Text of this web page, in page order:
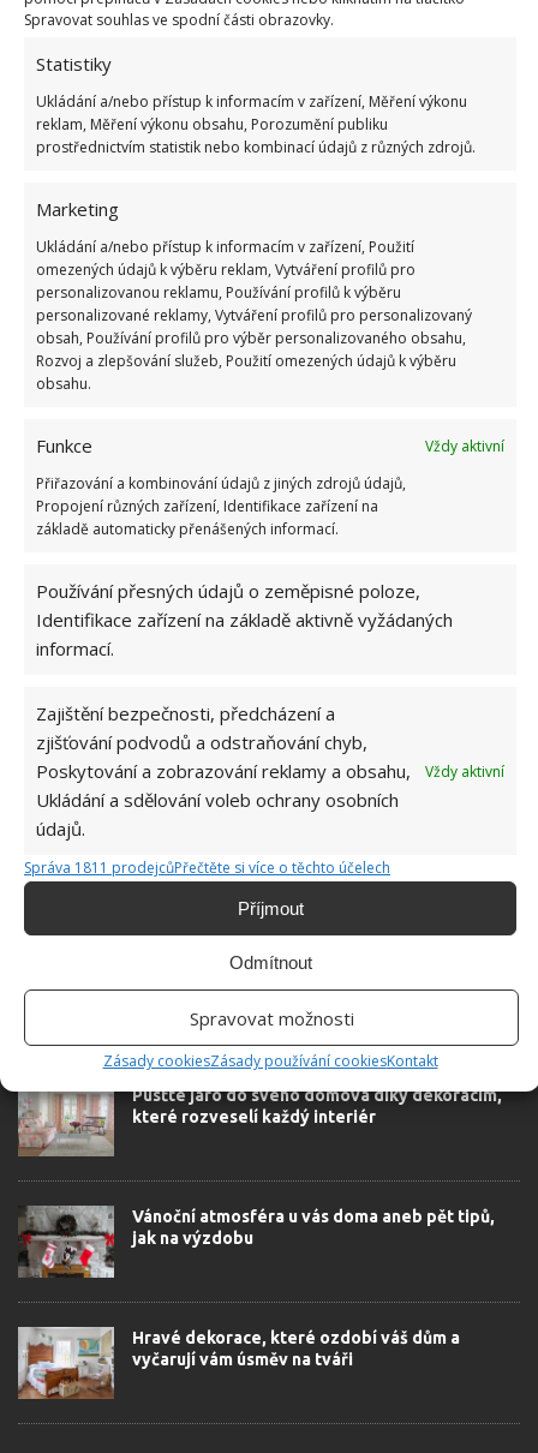
Spravovat souhlas ve spodní části obrazovky.
Statistiky
Ukládání a/nebo přístup k informacím v zařízení, Měření výkonu
reklam, Měření výkonu obsahu, Porozumění publiku
prostřednictvím statistik nebo kombinací údajů z různých zdrojů.
Marketing
Ukládání a/nebo přístup k informacím v zařízení, Použití
omezených údajů k výběru reklam, Vytváření profilů pro
personalizovanou reklamu, Používání profilů k výběru
personalizované reklamy, Vytváření profilů pro personalizovaný
obsah, Používání profilů pro výběr personalizovaného obsahu,
Rozvoj a zlepšování služeb, Použití omezených údajů k výběru
obsahu.
Funkce
Vždy aktivní
Přiřazování a kombinování údajů z jiných zdrojů údajů,
Propojení různých zařízení, Identifikace zařízení na
základě automaticky přenášených informací.
Používání přesných údajů o zeměpisné poloze,
Identifikace zařízení na základě aktivně vyžádaných
informací.
Zajištění bezpečnosti, předcházení a
zjišťování podvodů a odstraňování chyb,
Poskytování a zobrazování reklamy a obsahu,
Ukládání a sdělování voleb ochrany osobních
údajů.
Vždy aktivní
Správa 1811 prodejcůPřečtěte si více o těchto účelech
Příjmout
Odmítnout
Spravovat možnosti
Zásady cookiesZásady používání cookiesKontakt
přejít ke zdobení talířů technikou, kterou si
vyberete.
přilepíte na zadní stranu pomocí sekundového
lepidla poutko.
Teď už jen stačí najít pro vaše výrobky vhodné
místo a rozvěšet je na stěnu.
Obrázky: tesa, homedecorservices
TALÍŘE
Pusťte jaro do svého domova díky dekoracím,
které rozveselí každý interiér
Vánoční atmosféra u vás doma aneb pět tipů,
jak na výzdobu
Hravé dekorace, které ozdobí váš dům a
vyčarují vám úsměv na tváři